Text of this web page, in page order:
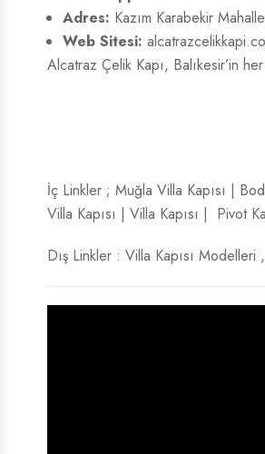
Adres: Kazım Karabekir
Web Sitesi:
Alcatraz Çelik Kapı, Balıkesir’in
İç Linkler ; Muğla Villa Kapısı |
Villa Kapısı | Villa Kapısı | Pivot
Dış Linkler : Villa Kapısı Modelleri ,